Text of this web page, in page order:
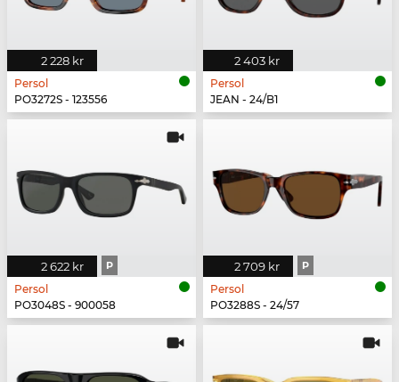
2 228 kr
Persol
PO3272S - 123556
2 403 kr
Persol
JEAN - 24/B1
2 622 kr P
Persol
PO3048S - 900058
2 709 kr P
Persol
PO3288S - 24/57